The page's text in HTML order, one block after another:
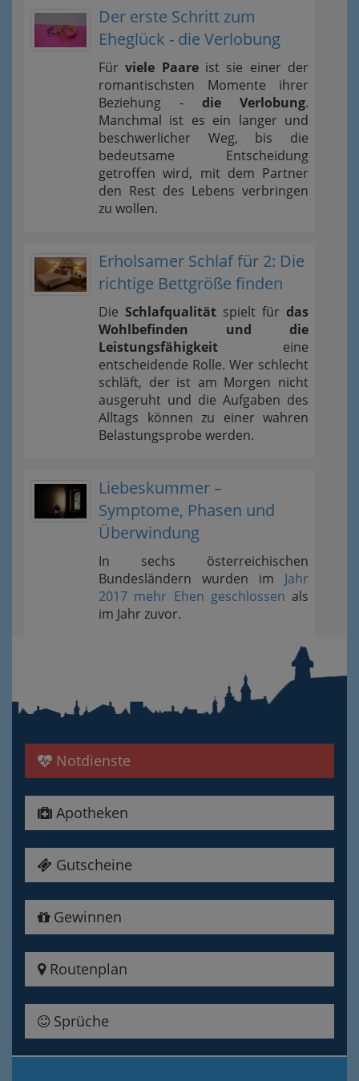
Der erste Schritt zum
Eheglück - die Verlobung
Fürviele Paareist sie einer der
romantischsten Momente ihrer
Beziehung - die Verlobung.
Manchmal ist es ein langer und
beschwerlicher Weg, bis die
bedeutsame Entscheidung
getroffen wird, mit dem Partner
den Rest des Lebens verbringen
zu wollen.
Erholsamer Schlaf für 2: Die
richtige Bettgröße finden
Die Schlafqualität spielt für das
Wohlbefinden und die
Leistungsfähigkeit eine
entscheidende Rolle. Wer schlecht
schläft, der ist am Morgen nicht
ausgeruht und die Aufgaben des
Alltags können zu einer wahren
Belastungsprobe werden.
Liebeskummer –
Symptome, Phasen und
Überwindung
In sechs österreichischen
Bundesländern wurden im Jahr
2017 mehr Ehen geschlossen als
im Jahr zuvor.
Notdienste
Apotheken
Gutscheine
Gewinnen
Routenplan
Sprüche